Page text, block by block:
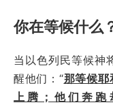
你在等候什么
当以色列民等候神
醒他们：“那等候耶
上腾；他们奔